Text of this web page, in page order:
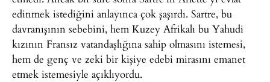
edinmek istediğini anlayınca çok şaşırdı. Sartre, bu
davranışının sebebini, hem Kuzey Afrikalı bu Yahudi
kızının Fransız vatandaşlığına sahip olmasını istemesi,
hem de genç ve zeki bir kişiye edebi mirasını emanet
etmek istemesiyle açıklıyordu.